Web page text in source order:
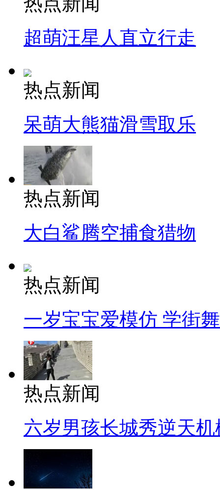
超萌汪星人直立行走
热点新闻
呆萌大熊猫滑雪取乐
热点新闻
大白鲨腾空捕食猎物
热点新闻
一岁宝宝爱模仿 学街
热点新闻
六岁男孩长城秀逆天机